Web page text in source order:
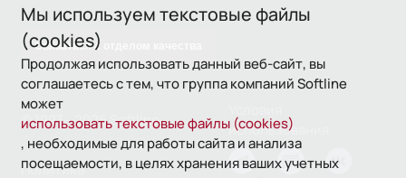
Мы используем текстовые файлы
(cookies)
Продолжая использовать данный веб-сайт, вы
соглашаетесь с тем, что группа компаний Softline
может
использовать текстовые файлы (cookies)
, необходимые для работы сайта и анализа
посещаемости, в целях хранения ваших учетных
Связаться с отделом качества
© 1993—2026 Softline
использования
Политика